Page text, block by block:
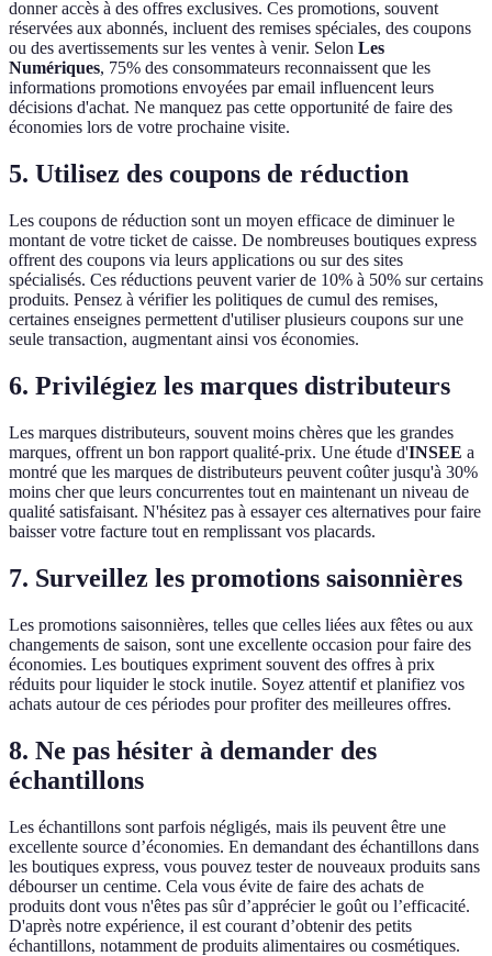
donner accès à des offres exclusives. Ces promotions, souvent
réservées aux abonnés, incluent des remises spéciales, des coupons
ou des avertissements sur les ventes à venir. Selon Les
Numériques, 75% des consommateurs reconnaissent que les
informations promotions envoyées par email influencent leurs
décisions d'achat. Ne manquez pas cette opportunité de faire des
économies lors de votre prochaine visite.
5. Utilisez des coupons de réduction
Les coupons de réduction sont un moyen efficace de diminuer le
montant de votre ticket de caisse. De nombreuses boutiques express
offrent des coupons via leurs applications ou sur des sites
spécialisés. Ces réductions peuvent varier de 10% à 50% sur certains
produits. Pensez à vérifier les politiques de cumul des remises,
certaines enseignes permettent d'utiliser plusieurs coupons sur une
seule transaction, augmentant ainsi vos économies.
6. Privilégiez les marques distributeurs
Les marques distributeurs, souvent moins chères que les grandes
marques, offrent un bon rapport qualité-prix. Une étude d'INSEE a
montré que les marques de distributeurs peuvent coûter jusqu'à 30%
moins cher que leurs concurrentes tout en maintenant un niveau de
qualité satisfaisant. N'hésitez pas à essayer ces alternatives pour faire
baisser votre facture tout en remplissant vos placards.
7. Surveillez les promotions saisonnières
Les promotions saisonnières, telles que celles liées aux fêtes ou aux
changements de saison, sont une excellente occasion pour faire des
économies. Les boutiques expriment souvent des offres à prix
réduits pour liquider le stock inutile. Soyez attentif et planifiez vos
achats autour de ces périodes pour profiter des meilleures offres.
8. Ne pas hésiter à demander des
échantillons
Les échantillons sont parfois négligés, mais ils peuvent être une
excellente source d’économies. En demandant des échantillons dans
les boutiques express, vous pouvez tester de nouveaux produits sans
débourser un centime. Cela vous évite de faire des achats de
produits dont vous n'êtes pas sûr d’apprécier le goût ou l’efficacité.
D'après notre expérience, il est courant d’obtenir des petits
échantillons, notamment de produits alimentaires ou cosmétiques.